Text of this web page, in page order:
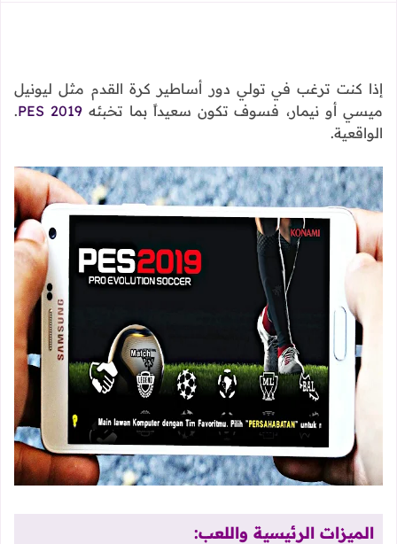
إذا كنت ترغب في تولي دور أساطير كرة القدم مثل ليونيل
ميسي أو نيمار، فسوف تكون سعيداً بما تخبئه PES 2019
.
الواقعية.
الميزات الرئيسية واللعب: